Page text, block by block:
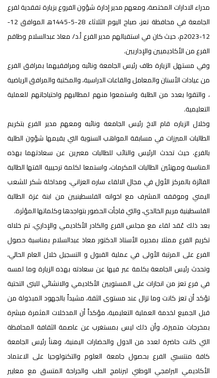
مدراء الادارات المختصة، ومعهم مدير إدارة شؤون الفروع بزيارة تفقدية لفرع
الجامعة في محافظة تعز، صباح اليوم الثلاثاء 28-5-1445ه‍ الموافق 12-
12-2023م، حيث كان في استقبالهم مدير الفرع أ.د/ معاذ عبدالسلام وطاقم
الفرع من الأكاديميين والإداريين.
وفي مستهل الزيارة طاف رئيس الجامعة ونائبه ومرافقيهما بمرافق الفرع
من عيادات الأسنان والمعامل والقاعات الدراسية، والمكتبة والمرافق الرياضية
، والتقوا بعدد من الطلبة واستمعوا منهم لمطالبهم واحتياجاتهم للعملية
التعليمية.
وخلال الزياره قام الاخ رئيس الجامعة ونائبه ومعهم مدير الفرع بتكريم
الطالبات المبرزات في مسابقة المواهب السنوية التي يقيمها شؤون الطلبة
بالفرع، حيث تحدث الرئيس والنائب للطالبات معبرين عن سعادتهما بهذه
المناسبة ومهنئين الطالبات المكرمات، واستمعا لكلمة ترحيبية القتها الطالبة
الفائزة بالمركز الأول في مجال الالقاء ساره العزاني، ومداخلة شكر للشعب
اليمني وموقفه المشرف مع اخوانه الفلسطينيين من ابنة غزة الطالبة
الفلسطينية مريم الخالدي، والتي فاجأت الحضور بتواجدها وكلماتها المؤثرة.
بعد ذلك عُقد لقاء مع مجلس الفرع والكادر الأكاديمي والإداري، تم خلاله
تكريم الفرع ممثلا بمديره الأستاذ الدكتور معاذ عبدالسلام بمناسبة حصول
الفرع على المرتبة الأولى في عملية القبول و التسجيل خلال العام الحالي،
وتحدث رئيس الجامعة بكلمة عبر فيها عن سعادته بهذه الزيارة وما لمسه
في فرع تعز من انجازات على المستويين الأكاديمي والانشائي للبنى التحتية
تؤكد أن تعز كانت وما تزال عند مستوى الثقة، مشيداً بالجهود المبذولة من
قبل الجميع لخدمة العملية التعليمية، مؤكداً أن المدخلات المثمرة مبشرة
بمخرجات متميزة، وأن ذلك ليس بمستغرب عن عاصمة الثقافة المحافظة
التي كانت حاضرة لعدد من الدول والحضارات اليمنية، وهنأ رئيس الجامعة
كافة منتسبي الفرع بحصول جامعة العلوم والتكنولوجيا على الاعتماد
الأكاديمي البرامجي الوطني لبرنامج الطب والجراحة المتسق مع معايير